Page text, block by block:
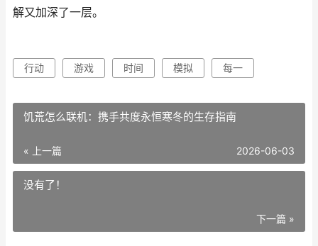
解又加深了一层。
行动 游戏 时间 模拟 每一
饥荒怎么联机：携手共度永恒寒冬的生存指南
« 上一篇 2026-06-03
没有了！
下一篇 »